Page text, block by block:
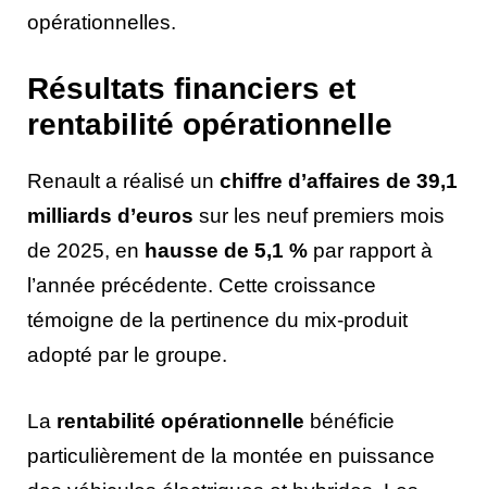
opérationnelles.
Résultats financiers et
rentabilité opérationnelle
Renault a réalisé un chiffre d’affaires de 39,1
milliards d’euros sur les neuf premiers mois
de 2025, en hausse de 5,1 % par rapport à
l’année précédente. Cette croissance
témoigne de la pertinence du mix-produit
adopté par le groupe.
La rentabilité opérationnelle bénéficie
particulièrement de la montée en puissance